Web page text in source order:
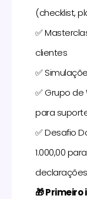
(checklist,
✅
clientes
✅
✅ Grupo
para
✅ Desafio
1.000,00
declarações
🎁Primeiro